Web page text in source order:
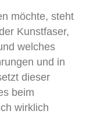
möchte, steht
Kunstfaser,
welches
und in
dieser
beim
wirklich